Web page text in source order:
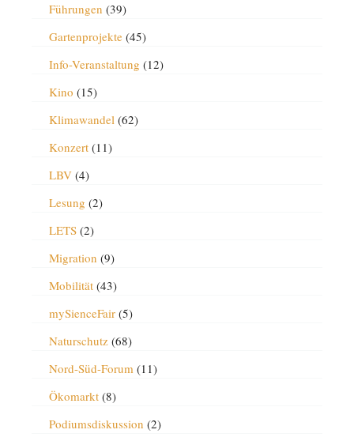
Führungen (39)
Gartenprojekte(45)
Info-Veranstaltung (12)
Kino (15)
Klimawandel(62)
Konzert(11)
LBV(4)
Lesung (2)
LETS(2)
Migration (9)
Mobilität(43)
mySienceFair(5)
Naturschutz(68)
Nord-Süd-Forum(11)
Ökomarkt(8)
Podiumsdiskussion (2)